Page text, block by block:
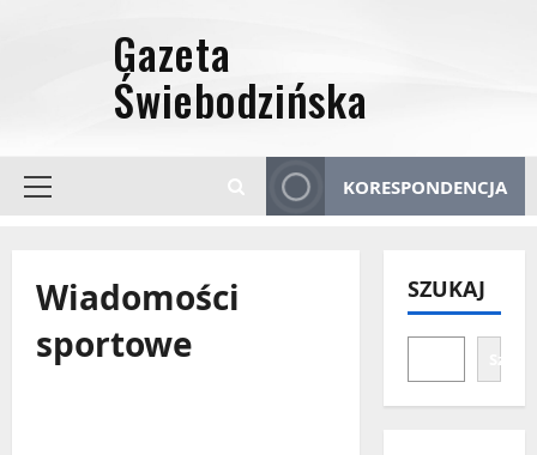
Menu
KORESPONDENCJA
Wiadomości
sportowe
SZUKAJ